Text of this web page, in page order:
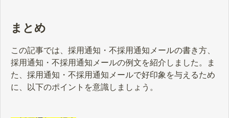
まとめ
この記事では、採用通知・不採用通知メールの書き方、
採用通知・不採用通知メールの例文を紹介しました。ま
た、採用通知・不採用通知メールで好印象を与えるため
に、以下のポイントを意識しましょう。